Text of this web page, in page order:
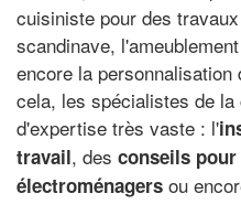
cuisiniste pour des
scandinave,
encore la
cela, les spécialistes de
d'expertise très vaste : l'
travail, des conseils
électroménagers ou